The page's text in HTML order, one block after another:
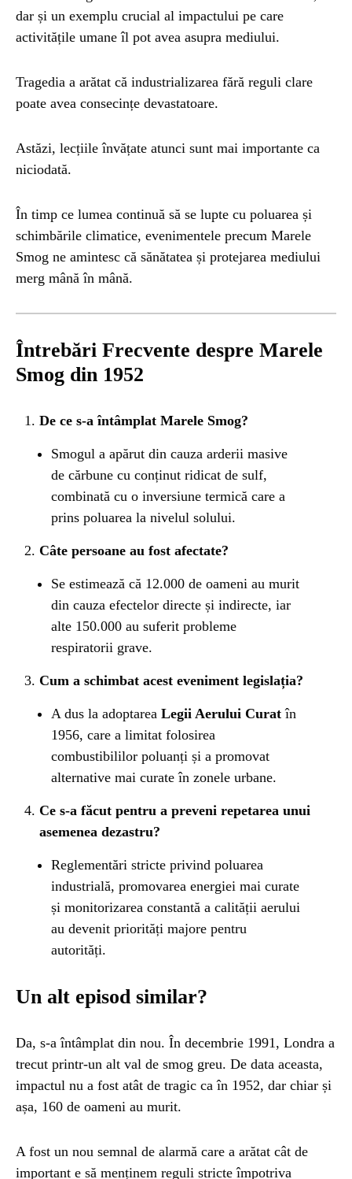
dar și un exemplu crucial al impactului pe care
activitățile umane îl pot avea asupra mediului.
Tragedia a arătat că industrializarea fără reguli clare
poate avea consecințe devastatoare.
Astăzi, lecțiile învățate atunci sunt mai importante ca
niciodată.
În timp ce lumea continuă să se lupte cu poluarea și
schimbările climatice, evenimentele precum Marele
Smog ne amintesc că sănătatea și protejarea mediului
merg mână în mână.
Întrebări Frecvente despre Marele
Smog din 1952
De ce s-a întâmplat Marele Smog?
Smogul a apărut din cauza arderii masive
de cărbune cu conținut ridicat de sulf,
combinată cu o inversiune termică care a
prins poluarea la nivelul solului.
Câte persoane au fost afectate?
Se estimează că 12.000 de oameni au murit
din cauza efectelor directe și indirecte, iar
alte 150.000 au suferit probleme
respiratorii grave.
Cum a schimbat acest eveniment legislația?
A dus la adoptarea Legii Aerului Curat în
1956, care a limitat folosirea
combustibililor poluanți și a promovat
alternative mai curate în zonele urbane.
Ce s-a făcut pentru a preveni repetarea unui
asemenea dezastru?
Reglementări stricte privind poluarea
industrială, promovarea energiei mai curate
și monitorizarea constantă a calității aerului
au devenit priorități majore pentru
autorități.
Un alt episod similar?
Da, s-a întâmplat din nou. În decembrie 1991, Londra a
trecut printr-un alt val de smog greu. De data aceasta,
impactul nu a fost atât de tragic ca în 1952, dar chiar și
așa, 160 de oameni au murit.
A fost un nou semnal de alarmă care a arătat cât de
important e să menținem reguli stricte împotriva